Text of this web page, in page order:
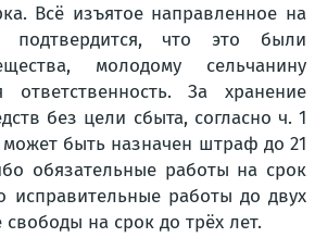
Всё изъятое направленное на
подтвердится, что это были
молодому сельчанину
ответственность. За хранение
без цели сбыта, согласно ч. 1
может быть назначен штраф до 21
обязательные работы на срок
исправительные работы до двух
на срок до трёх лет.